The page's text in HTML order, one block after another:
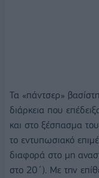
Τα «πάντσερ»
διάρκεια που
και στο ξέσπασμα
το εντυπωσιακό
διαφορά στο μη
στο 20΄). Με την